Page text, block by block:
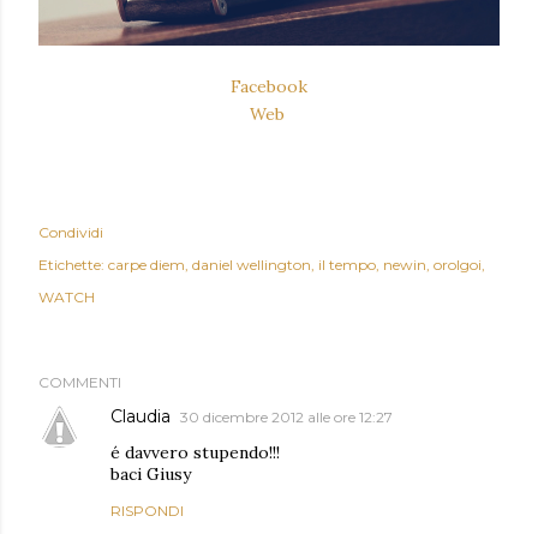
Facebook
Web
Condividi
Etichette: carpe diem daniel wellington il tempo newin orolgoi
WATCH
COMMENTI
Claudia 30 dicembre 2012 alle ore 12:27
é davvero stupendo!!!
baci Giusy
RISPONDI